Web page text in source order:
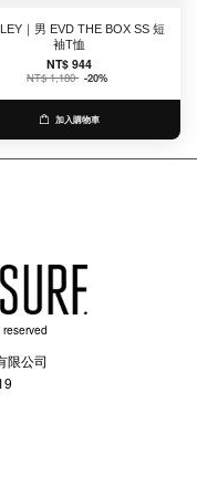
｜男 EVD THE BOX SS 短
袖T恤
NT$ 944
NT$ 1,180 -20%
加入購物車
限公司